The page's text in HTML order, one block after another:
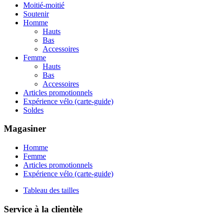
Moitié-moitié
Soutenir
Homme
Hauts
Bas
Accessoires
Femme
Hauts
Bas
Accessoires
Articles promotionnels
Expérience vélo (carte-guide)
Soldes
Magasiner
Homme
Femme
Articles promotionnels
Expérience vélo (carte-guide)
Tableau des tailles
Service à la clientèle